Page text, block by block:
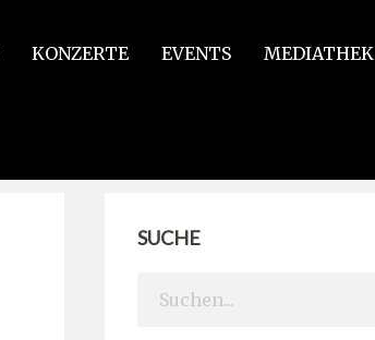
KONZERTE EVENTS MEDIATHEK
SUCHE
Search